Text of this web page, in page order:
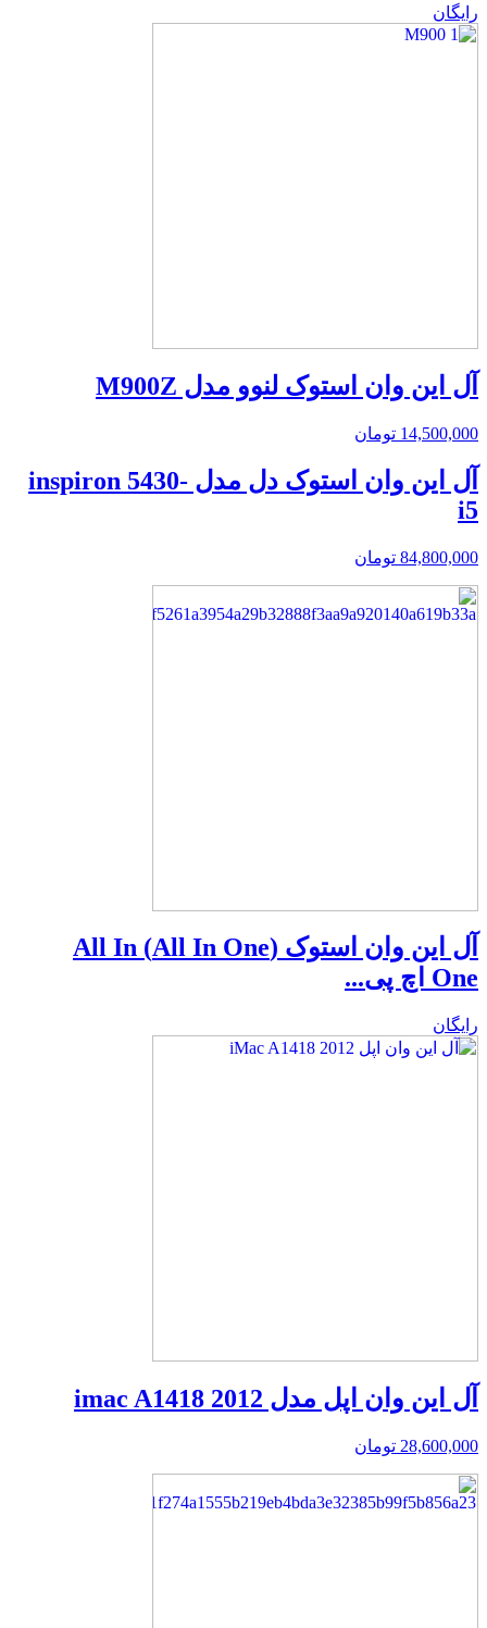
رایگان
آل این وان استوک لنوو مدل M900Z
14,500,000 تومان
آل این وان استوک دل مدل inspiron 5430-
i5
84,800,000 تومان
آل این وان استوک (All In One) All In
One اچ پی...
رایگان
آل این وان اپل مدل imac A1418 2012
28,600,000 تومان